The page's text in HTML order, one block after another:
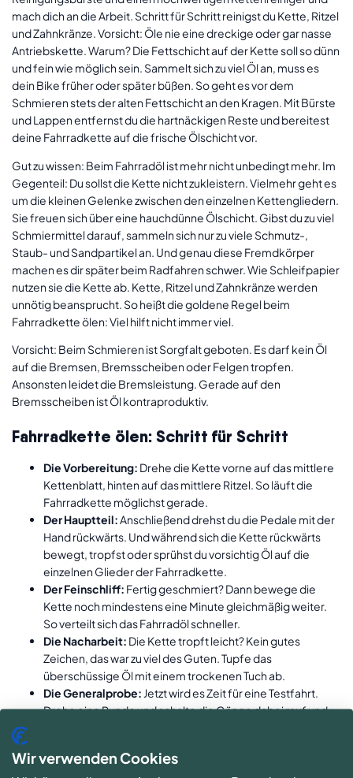
mach dich an die Arbeit. Schritt für Schritt reinigst du Kette, Ritzel
und Zahnkränze. Vorsicht: Öle nie eine dreckige oder gar nasse
Antriebskette. Warum? Die Fettschicht auf der Kette soll so dünn
und fein wie möglich sein. Sammelt sich zu viel Öl an, muss es
dein Bike früher oder später büßen. So geht es vor dem
Schmieren stets der alten Fettschicht an den Kragen. Mit Bürste
und Lappen entfernst du die hartnäckigen Reste und bereitest
deine Fahrradkette auf die frische Ölschicht vor.
Gut zu wissen: Beim Fahrradöl ist mehr nicht unbedingt mehr. Im
Gegenteil: Du sollst die Kette nicht zukleistern. Vielmehr geht es
um die kleinen Gelenke zwischen den einzelnen Kettengliedern.
Sie freuen sich über eine hauchdünne Ölschicht. Gibst du zu viel
Schmiermittel darauf, sammeln sich nur zu viele Schmutz-,
Staub- und Sandpartikel an. Und genau diese Fremdkörper
machen es dir später beim Radfahren schwer. Wie Schleifpapier
nutzen sie die Kette ab. Kette, Ritzel und Zahnkränze werden
unnötig beansprucht. So heißt die goldene Regel beim
Fahrradkette ölen: Viel hilft nicht immer viel.
Vorsicht: Beim Schmieren ist Sorgfalt geboten. Es darf kein Öl
auf die Bremsen, Bremsscheiben oder Felgen tropfen.
Ansonsten leidet die Bremsleistung. Gerade auf den
Bremsscheiben ist Öl kontraproduktiv.
Fahrradkette ölen: Schritt für Schritt
Die Vorbereitung: Drehe die Kette vorne auf das mittlere
Kettenblatt, hinten auf das mittlere Ritzel. So läuft die
Fahrradkette möglichst gerade.
Der Hauptteil: Anschließend drehst du die Pedale mit der
Hand rückwärts. Und während sich die Kette rückwärts
bewegt, tropfst oder sprühst du vorsichtig Öl auf die
einzelnen Glieder der Fahrradkette.
Der Feinschliff: Fertig geschmiert? Dann bewege die
Kette noch mindestens eine Minute gleichmäßig weiter.
So verteilt sich das Fahrradöl schneller.
Die Nacharbeit: Die Kette tropft leicht? Kein gutes
Zeichen, das war zu viel des Guten. Tupfe das
überschüssige Öl mit einem trockenen Tuch ab.
Die Generalprobe: Jetzt wird es Zeit für eine Testfahrt.
Drehe eine Runde und schalte die Gänge dabei rauf und
Wir verwenden Cookies